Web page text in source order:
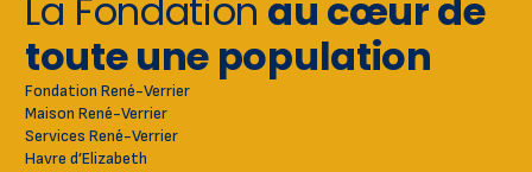
La Fondation au cœur de
toute une population
Fondation René-Verrier
Maison René-Verrier
Services René-Verrier
Havre d’Elizabeth